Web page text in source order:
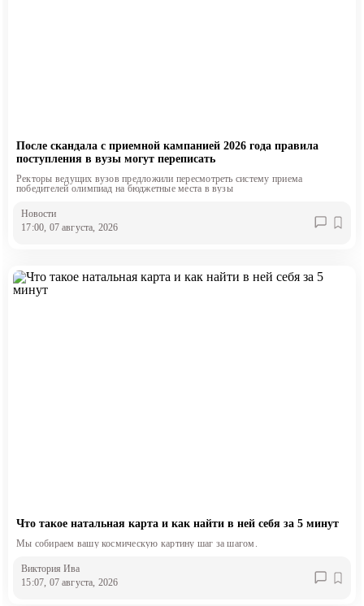
После скандала с приемной кампанией 2026 года правила
поступления в вузы могут переписать
Ректоры ведущих вузов предложили пересмотреть систему приема
победителей олимпиад на бюджетные места в вузы
Новости
17:00, 07 августа, 2026
Что такое натальная карта и как найти в ней себя за 5 минут
Мы собираем вашу космическую картину шаг за шагом.
Виктория Ива
15:07, 07 августа, 2026